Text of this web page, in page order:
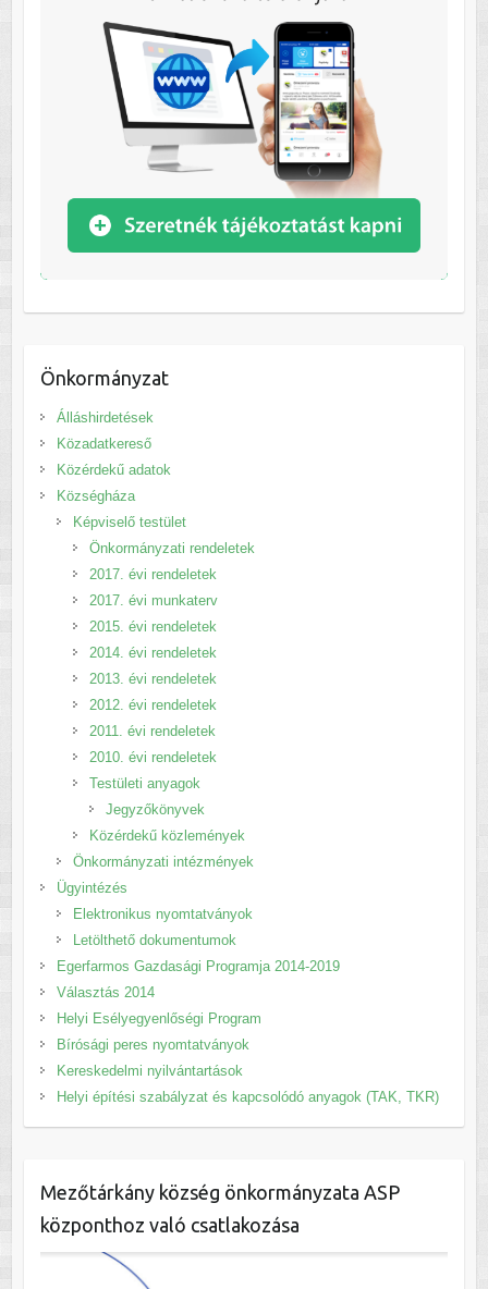
Önkormányzat
Álláshirdetések
Közadatkereső
Közérdekű adatok
Községháza
Képviselő testület
Önkormányzati rendeletek
2017. évi rendeletek
2017. évi munkaterv
2015. évi rendeletek
2014. évi rendeletek
2013. évi rendeletek
2012. évi rendeletek
2011. évi rendeletek
2010. évi rendeletek
Testületi anyagok
Jegyzőkönyvek
Közérdekű közlemények
Önkormányzati intézmények
Ügyintézés
Elektronikus nyomtatványok
Letölthető dokumentumok
Egerfarmos Gazdasági Programja 2014-2019
Választás 2014
Helyi Esélyegyenlőségi Program
Bírósági peres nyomtatványok
Kereskedelmi nyilvántartások
Helyi építési szabályzat és kapcsolódó anyagok (TAK, TKR)
Mezőtárkány község önkormányzata ASP
központhoz való csatlakozása